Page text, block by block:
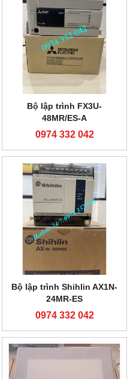
Bộ lập trình FX3U-
48MR/ES-A
0974 332 042
Bộ lập trình Shihlin AX1N-
24MR-ES
0974 332 042